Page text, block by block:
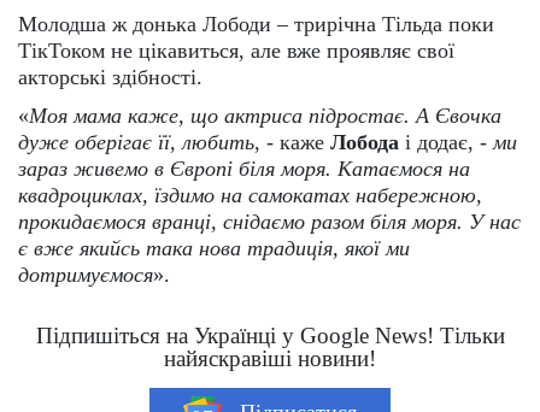
Молодша ж донька Лободи – трирічна Тільда поки
ТікТоком не цікавиться, але вже проявляє свої
акторські здібності.
«Моя мама каже, що актриса підростає. А Євочка
дуже оберігає її, любить, - каже Лобода і додає, -ми
зараз живемо в Європі біля моря. Катаємося на
квадроциклах, їздимо на самокатах набережною,
прокидаємося вранці, снідаємо разом біля моря. У нас
є вже якийсь така нова традиція, якої ми
дотримуємося».
Підпишіться на Українці у Google News! Тільки
найяскравіші новини!